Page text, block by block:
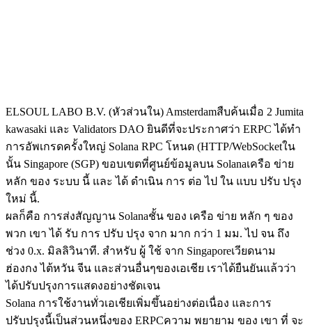
ELSOUL LABO B.V. (หัวส่วนใน) Amsterdamสืบค้นเมื่อ 2 Jumita
kawasaki และ Validators DAO ยินดีที่จะประกาศว่า ERPC ได้ทํา
การอัพเกรดครั้งใหญ่ Solana RPC โหนด (HTTP/WebSocketใน
นั้น Singapore (SGP) ขอบเขตที่ศูนย์ข้อมูลบน Solanaเครือ ข่าย
หลัก ของ ระบบ นี้ และ ได้ ดําเนิน การ ต่อ ไป ใน แบบ ปรับ ปรุง
ใหม่ นี้.
ผลก็คือ การส่งสัญญาน Solanaชั้น ของ เครือ ข่าย หลัก ๆ ของ
พวก เขา ได้ รับ การ ปรับ ปรุง จาก มาก กว่า 1 มม. ไป จน ถึง
ช่วง 0.x. มิลลิวินาที. สําหรับ ผู้ ใช้ จาก Singaporeเวียดนาม
ฮ่องกง ไต้หวัน จีน และส่วนอื่นๆของเอเชีย เราได้ยืนยันแล้วว่า
ได้ปรับปรุงการแสดงอย่างชัดเจน
Solana การใช้งานทั่วเอเชียเพิ่มขึ้นอย่างต่อเนื่อง และการ
ปรับปรุงนี้เป็นส่วนหนึ่งของ ERPCความ พยายาม ของ เขา ที่ จะ